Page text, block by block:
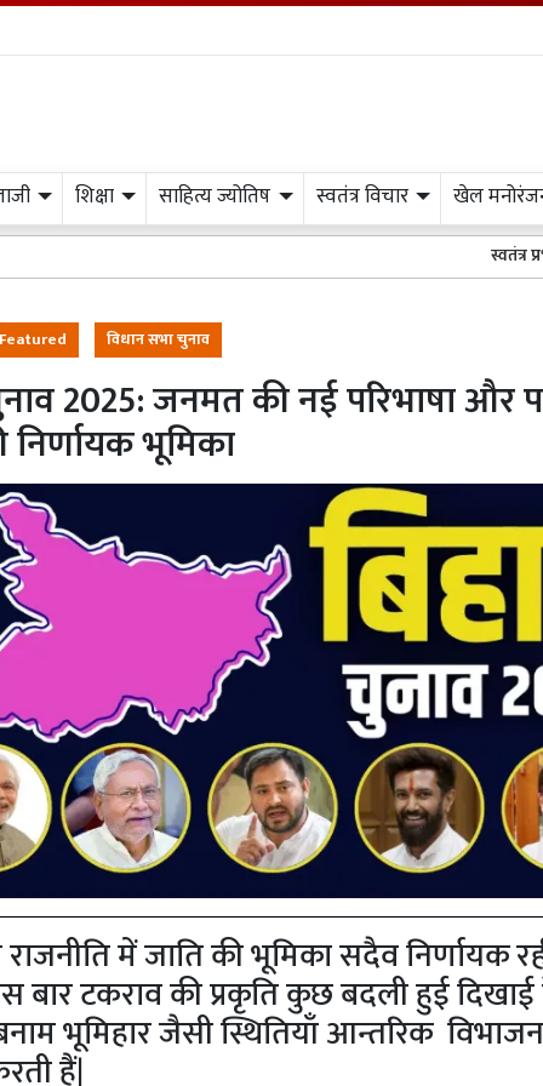
शिक्षा साहित्य ज्योतिष स्वतंत्र विचार खेल
स्वतंत्र प्रभात मीडिया
Featured विधान सभा चुनाव
2025: जनमत की नई परिभाषा और
भूमिका
राजनीति में जाति की भूमिका सदैव निर्णायक
बार टकराव की प्रकृति कुछ बदली हुई दिखाई
भूमिहार जैसी स्थितियाँ आन्तरिक
हैं|